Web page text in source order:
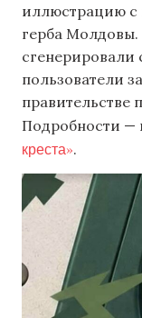
иллюстрацию
герба Молдовы.
пользователи
правительстве
Подробности —
креста».